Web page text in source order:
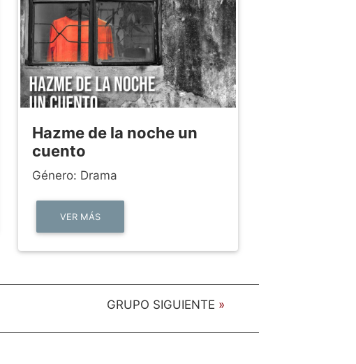
Hazme de la noche un
cuento
Género: Drama
VER MÁS
GRUPO SIGUIENTE »